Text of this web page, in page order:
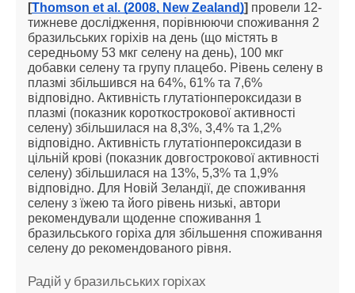
[Thomson et al. (2008, New Zealand)] провели 12-
тижневе дослідження, порівнюючи споживання 2
бразильських горіхів на день (що містять в
середньому 53 мкг селену на день), 100 мкг
добавки селену та групу плацебо. Рівень селену в
плазмі збільшився на 64%, 61% та 7,6%
відповідно. Активність глутатіонпероксидази в
плазмі (показник короткострокової активності
селену) збільшилася на 8,3%, 3,4% та 1,2%
відповідно. Активність глутатіонпероксидази в
цільній крові (показник довгострокової активності
селену) збільшилася на 13%, 5,3% та 1,9%
відповідно. Для Новій Зеландії, де споживання
селену з їжею та його рівень низькі, автори
рекомендували щоденне споживання 1
бразильського горіха для збільшення споживання
селену до рекомендованого рівня.
Радій у бразильських горіхах